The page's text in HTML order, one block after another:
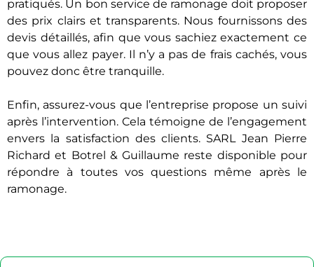
pratiqués. Un bon service de ramonage doit proposer
des prix clairs et transparents. Nous fournissons des
devis détaillés, afin que vous sachiez exactement ce
que vous allez payer. Il n’y a pas de frais cachés, vous
pouvez donc être tranquille.
Enfin, assurez-vous que l’entreprise propose un suivi
après l’intervention. Cela témoigne de l’engagement
envers la satisfaction des clients. SARL Jean Pierre
Richard et Botrel & Guillaume reste disponible pour
répondre à toutes vos questions même après le
ramonage.